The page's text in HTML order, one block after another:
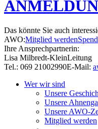
Das könnte Sie auch
AWO:Mitglied werden
Ihre Ansprechpartnerin:
Lisa Milbredt-KleinLeitung
Tel.: 069 21002990E-Mail:
Wer wir sind
Unsere
Unsere
Unsere AWO-
Mitglied werden